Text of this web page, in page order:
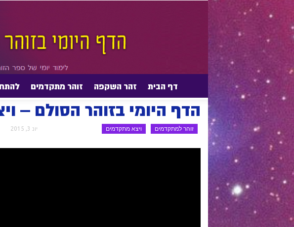
דף הבית זהר השקפה זוהר מתקדמים זוהר למתקדמים ויצא מתקדמים הדף היומי בזוהר הסולם –
הדף היומי בזוהר הסולם
זוהר למתקדמים ויצא מתקדמים יונ 3, 2015